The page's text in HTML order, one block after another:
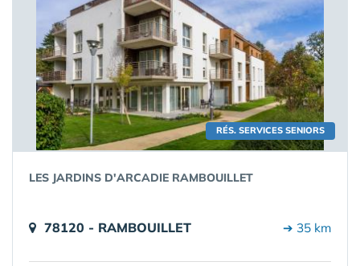
RÉS. SERVICES SENIORS
LES JARDINS D'ARCADIE RAMBOUILLET
78120 - RAMBOUILLET ➔ 35 km